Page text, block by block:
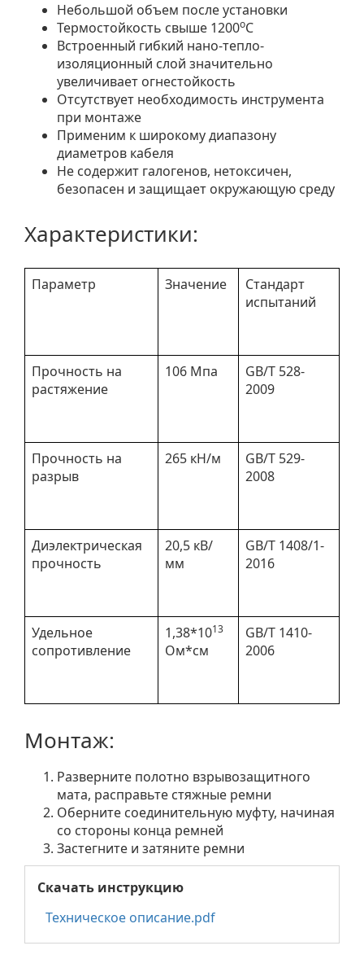
Небольшой объем после установки
Термостойкость свыше 1200оС
Встроенный гибкий нано-тепло-
изоляционный слой значительно
увеличивает огнестойкость
Отсутствует необходимость инструмента
при монтаже
Применим к широкому диапазону
диаметров кабеля
Не содержит галогенов, нетоксичен,
безопасен и защищает окружающую среду
Характеристики:
Параметр Значение
Стандарт
испытаний
Прочность на
растяжение
106 Мпа
GB/T 528-
2009
Прочность на
разрыв
265 кН/м
GB/T 529-
2008
Диэлектрическая
прочность
20,5 кВ/
мм
GB/T 1408/1-
2016
Удельное
сопротивление
1,38*1013
Ом*см
GB/T 1410-
2006
Монтаж:
Разверните полотно взрывозащитного
мата, расправьте стяжные ремни
Оберните соединительную муфту, начиная
со стороны конца ремней
Застегните и затяните ремни
Скачать инструкцию
Техническое описание.pdf